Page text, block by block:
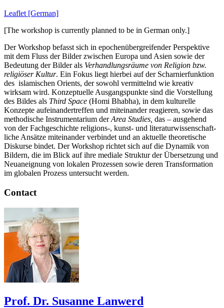
Leaflet [German]
[The workshop is currently planned to be in German only.]
Der Workshop befasst sich in epochenübergreifender Perspektive
mit dem Fluss der Bilder zwischen Europa und Asien sowie der
Bedeutung der Bilder als Verhandlungsräume von Religion bzw.
religiöser Kultur. Ein Fokus liegt hierbei auf der Scharnierfunktion
des islamischen Orients, der sowohl vermittelnd wie kreativ
wirksam wird. Konzeptuelle Ausgangspunkte sind die Vorstellung
des Bildes als Third Space (Homi Bhabha), in dem kulturelle
Konzepte aufeinandertreffen und miteinander reagieren, sowie das
methodische Instru­men­tarium derArea Studies, das – ausgehend
von der Fachge­schichte religions-, kunst- und literaturwissenschaft­
liche An­sätze mit­einander verbindet und an aktuelle theoretische
Dis­kurse bin­det. Der Workshop richtet sich auf die Dynamik von
Bildern, die im Blick auf ihre mediale Struktur der Übersetzung und
Neuaneignung von lokalen Pro­zes­sen sowie deren Transformation
im globalen Prozess untersucht werden.
Contact
Prof. Dr. Susanne Lanwerd